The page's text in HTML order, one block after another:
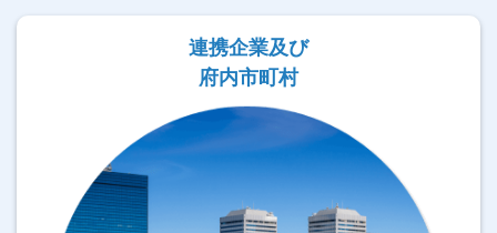
連携企業及び
府内市町村